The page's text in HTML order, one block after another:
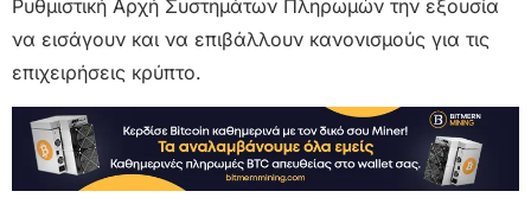
Ρυθμιστική Αρχή Συστημάτων Πληρωμών την εξουσία
να εισάγουν και να επιβάλλουν κανονισμούς για τις
επιχειρήσεις κρύπτο.